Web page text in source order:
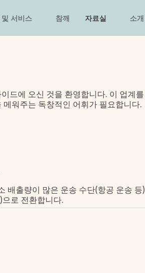
드에 오신 것을 환영합니다. 이 업계
워주는 독창적인 어휘가 필요합니다.
배출량이 많은 운송 수단(항공 운송
로 전환합니다.
및 서비스 참깨 자료실 소개